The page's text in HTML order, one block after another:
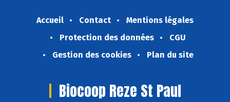
Accueil Contact
Mentions légales
Protection des données
CGU
Gestion des cookies
Plan du site
Biocoop Reze St Paul